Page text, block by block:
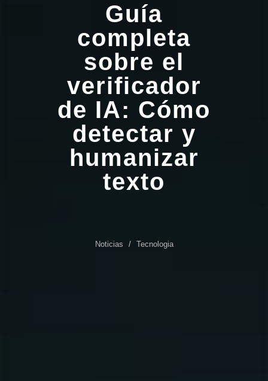
Guía
completa
sobre el
verificador
de IA: Cómo
detectar y
humanizar
texto
Noticias Tecnologia